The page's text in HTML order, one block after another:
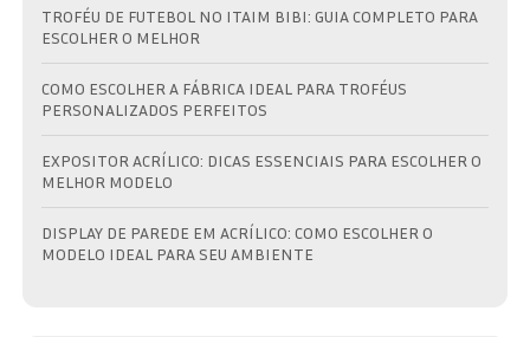
TROFÉU DE FUTEBOL NO ITAIM BIBI: GUIA COMPLETO PARA
ESCOLHER O MELHOR
COMO ESCOLHER A FÁBRICA IDEAL PARA TROFÉUS
PERSONALIZADOS PERFEITOS
EXPOSITOR ACRÍLICO: DICAS ESSENCIAIS PARA ESCOLHER O
MELHOR MODELO
DISPLAY DE PAREDE EM ACRÍLICO: COMO ESCOLHER O
MODELO IDEAL PARA SEU AMBIENTE